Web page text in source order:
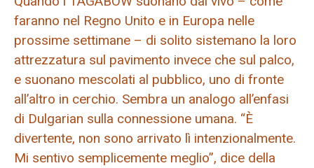
faranno nel Regno Unito e in Europa nelle
prossime settimane – di solito sistemano la loro
attrezzatura sul pavimento invece che sul palco,
e suonano mescolati al pubblico, uno di fronte
all’altro in cerchio. Sembra un analogo all’enfasi
di Dulgarian sulla connessione umana. “È
divertente, non sono arrivato lì intenzionalmente.
Mi sentivo semplicemente meglio”, dice della